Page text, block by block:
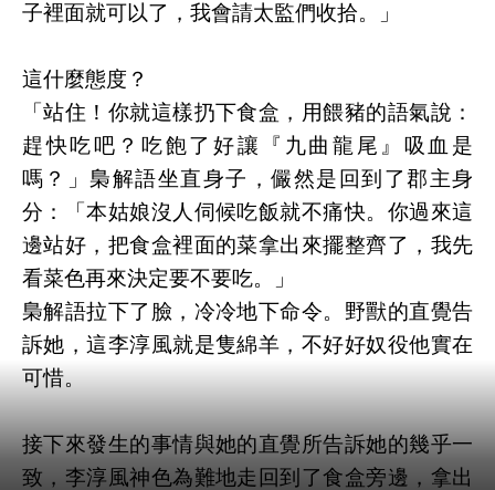
子裡面就可以了，我會請太監們收拾。」
這什麼態度？
「站住！你就這樣扔下食盒，用餵豬的語氣說：
趕快吃吧？吃飽了好讓『九曲龍尾』吸血是
嗎？」梟解語坐直身子，儼然是回到了郡主身
分：「本姑娘沒人伺候吃飯就不痛快。你過來這
邊站好，把食盒裡面的菜拿出來擺整齊了，我先
看菜色再來決定要不要吃。」
梟解語拉下了臉，冷冷地下命令。野獸的直覺告
訴她，這李淳風就是隻綿羊，不好好奴役他實在
可惜。
接下來發生的事情與她的直覺所告訴她的幾乎一
致，李淳風神色為難地走回到了食盒旁邊，拿出